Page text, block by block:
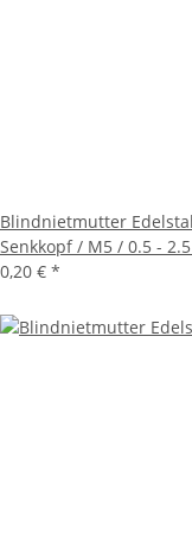
Blindnietmutter
Senkkopf / M5 / 0.5 -
0,20 € *